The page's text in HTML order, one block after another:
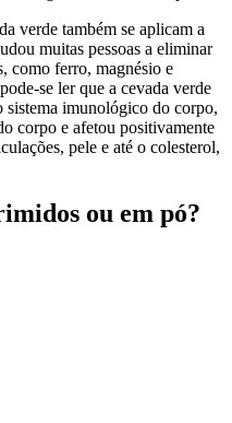
verde também se aplicam a
muitas pessoas a eliminar
como ferro, magnésio e
se ler que a cevada verde
sistema imunológico do corpo,
corpo e afetou positivamente
pele e até o colesterol,
ou em pó?